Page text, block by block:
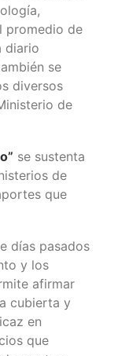
promedio de
diario
se
diversos
de
se sustenta
de
que
días pasados
y los
afirmar
cubierta y
en
que